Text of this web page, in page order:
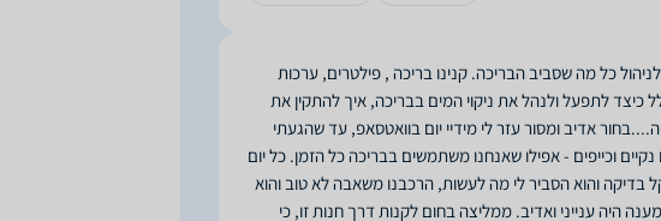
כל מה שסביב הבריכה. קנינו בריכה , פילטרים, ערכות
כיצד לתפעל ולנהל את ניקוי המים בבריכה, איך להתקין את
אדיב ומסור עזר לי מידיי יום בוואטסאפ, עד שהגעתי
וכייפים - אפילו שאנחנו משתמשים בבריכה כל הזמן. כל יום
בדיקה והוא הסביר לי מה לעשות, הרכבנו משאבה לא טוב והוא
היה ענייני ואדיב. ממליצה בחום לקנות דרך חנות זו, כי